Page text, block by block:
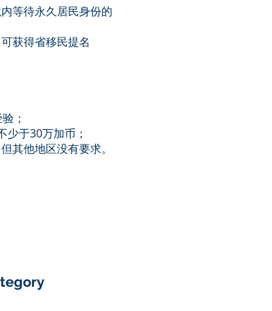
等待永久居民身份的
获得省移民提名
；
于30万加币；
其他地区没有要求。